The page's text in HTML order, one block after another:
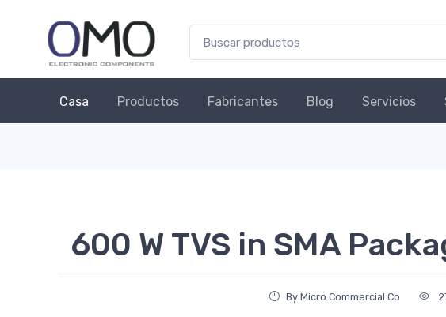
Casa Productos Fabricantes Blog Servicios
600 W TVS in SMA
By Micro Commercial Co